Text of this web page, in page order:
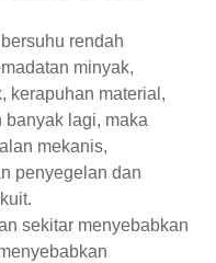
rendah
minyak,
kerapuhan material,
banyak lagi, maka
mekanis,
penyegelan dan
sekitar menyebabkan